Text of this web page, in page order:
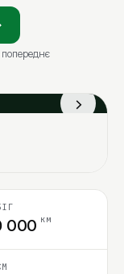
попереднє
›
000 км